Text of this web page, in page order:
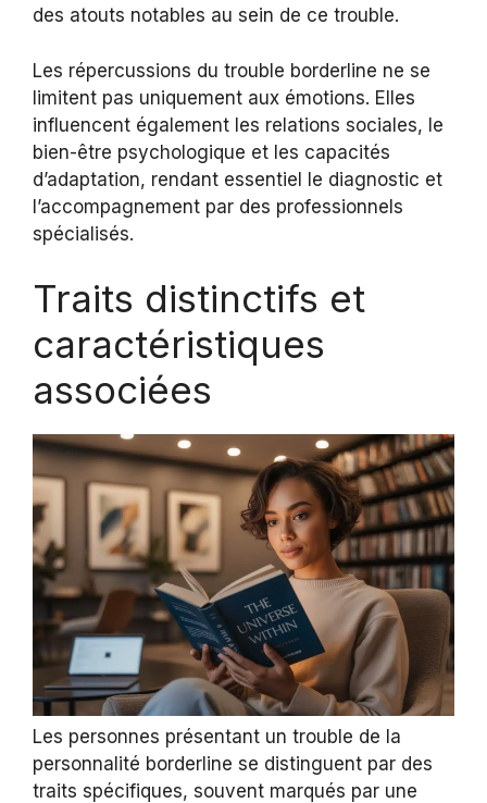
des atouts notables au sein de ce trouble.
Les répercussions du trouble borderline ne se
limitent pas uniquement aux émotions. Elles
influencent également les relations sociales, le
bien-être psychologique et les capacités
d’adaptation, rendant essentiel le diagnostic et
l’accompagnement par des professionnels
spécialisés.
Traits distinctifs et
caractéristiques
associées
Les personnes présentant un trouble de la
personnalité borderline se distinguent par des
traits spécifiques, souvent marqués par une